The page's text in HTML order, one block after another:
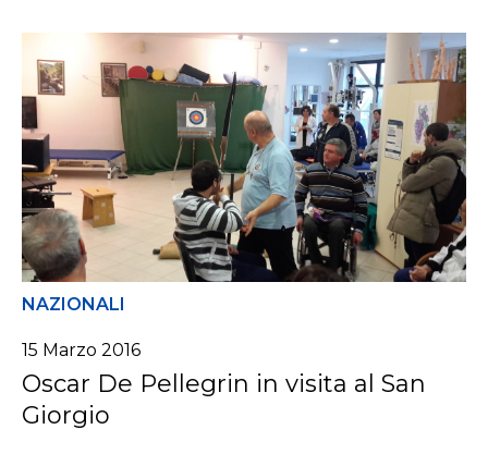
NAZIONALI
15 Marzo 2016
Oscar De Pellegrin in visita al San
Giorgio